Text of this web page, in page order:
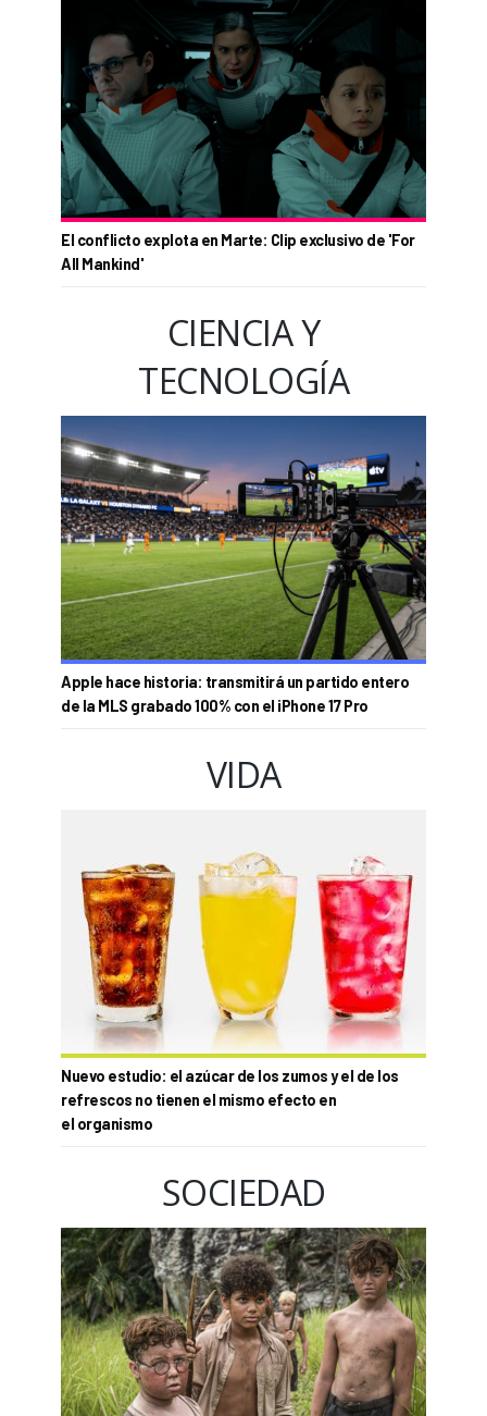
El conflicto explota en Marte: Clip exclusivo de 'For
All Mankind'
CIENCIA Y
TECNOLOGÍA
Apple hace historia: transmitirá un partido entero
de la MLS grabado 100% con el iPhone 17 Pro
VIDA
Nuevo estudio: el azúcar de los zumos y el de los
refrescos no tienen el mismo efecto en
el organismo
SOCIEDAD